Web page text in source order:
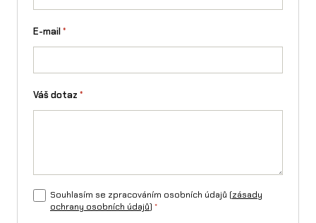
E-mail*
Váš dotaz *
Souhlasím se zpracováním osobních údajů (zásady
ochrany osobních údajů) *